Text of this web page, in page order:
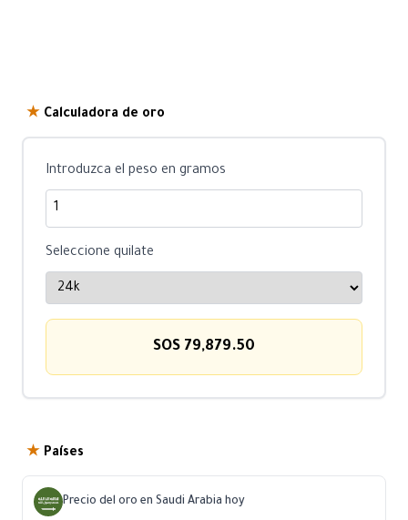
★ Calculadora de oro
Introduzca el peso en gramos
Seleccione quilate
SOS 79,879.50
★ Países
Precio del oro en Saudi Arabia hoy